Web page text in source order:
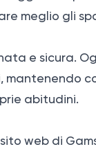
meglio gli
e sicura.
abitudini.
web di